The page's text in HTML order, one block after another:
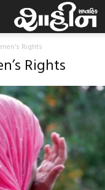
Rights
Rights